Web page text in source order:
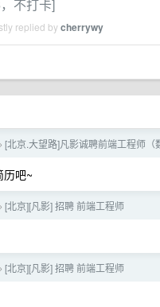
不打卡]
replied bycherrywy
› [北京.大望路]凡影诚聘前端工程师（
历吧~
› [北京][凡影] 招聘 前端工程师
› [北京][凡影] 招聘 前端工程师